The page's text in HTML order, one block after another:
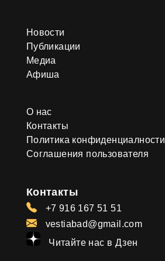
Новости
Публикации
Медиа
Афиша
О нас
Контакты
Политика конфиденциалности
Соглашения пользователя
Контакты
+7 916 167 51 51
vestiabad@gmail.com
Читайте нас в Дзен